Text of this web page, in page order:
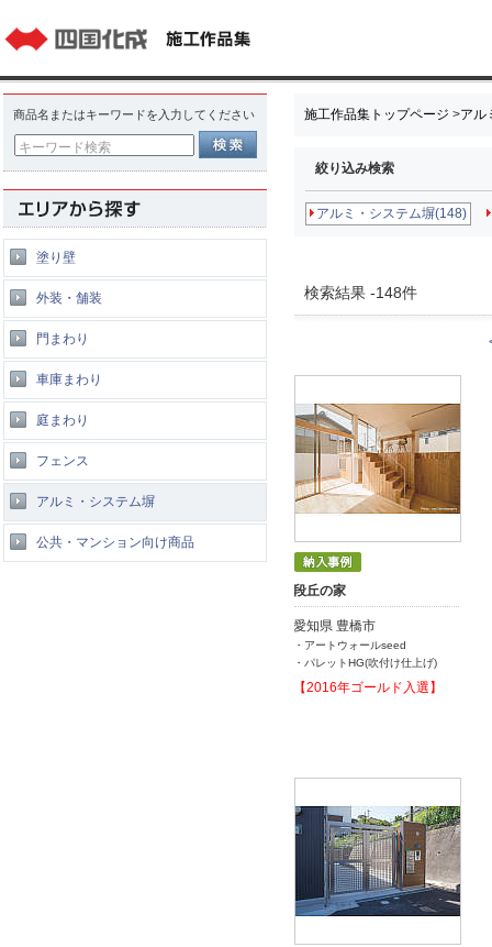
商品名またはキーワードを入力してください
キーワード検索
塗り壁
外装・舗装
門まわり
車庫まわり
庭まわり
フェンス
アルミ・システム塀
公共・マンション向け商品
施工作品集トップページ >アル
絞り込み検索
アルミ・システム塀(148)
検索結果 -148件
段丘の家
愛知県 豊橋市
・アートウォールseed
・パレットHG(吹付け仕上げ)
【2016年ゴールド入選】